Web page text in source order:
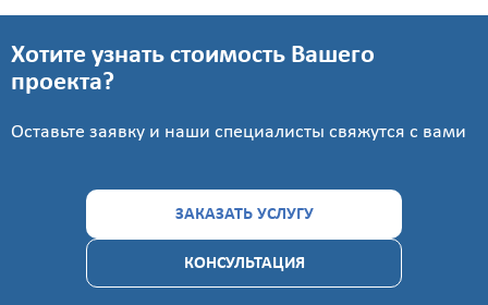
Хотите узнать стоимость Вашего
проекта?
Оставьте заявку и наши специалисты свяжутся с вами
ЗАКАЗАТЬ УСЛУГУ
КОНСУЛЬТАЦИЯ